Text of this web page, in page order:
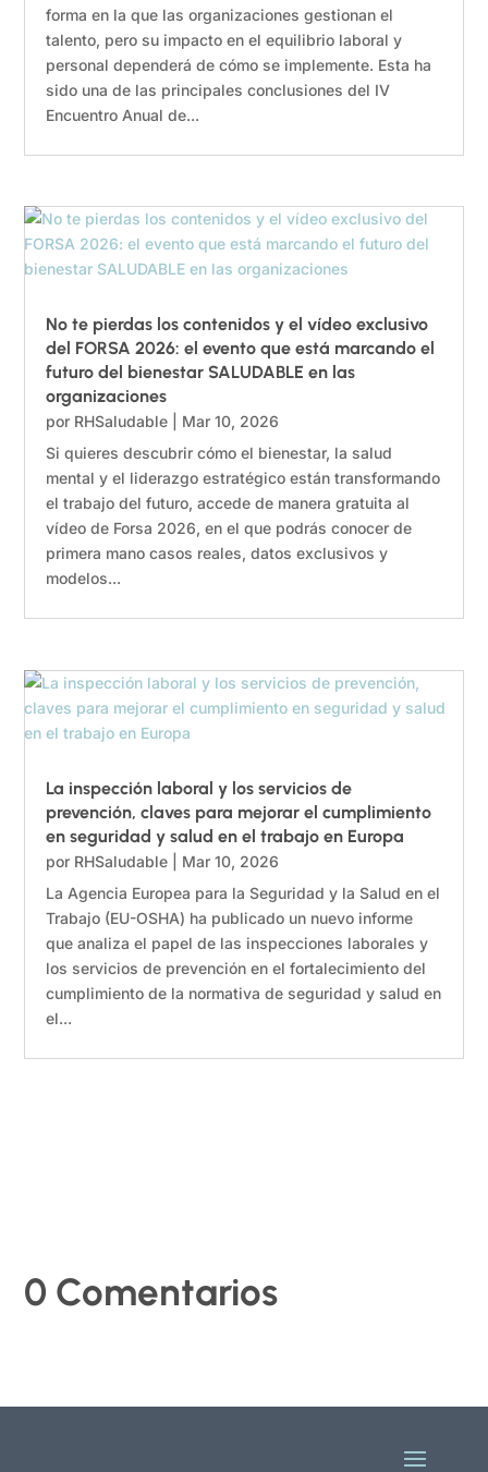
forma en la que las organizaciones gestionan el
talento, pero su impacto en el equilibrio laboral y
personal dependerá de cómo se implemente. Esta ha
sido una de las principales conclusiones del IV
Encuentro Anual de...
No te pierdas los contenidos y el vídeo exclusivo
del FORSA 2026: el evento que está marcando el
futuro del bienestar SALUDABLE en las
organizaciones
por RHSaludable
Mar 10, 2026
Si quieres descubrir cómo el bienestar, la salud
mental y el liderazgo estratégico están transformando
el trabajo del futuro, accede de manera gratuita al
vídeo de Forsa 2026, en el que podrás conocer de
primera mano casos reales, datos exclusivos y
modelos...
La inspección laboral y los servicios de
prevención, claves para mejorar el cumplimiento
en seguridad y salud en el trabajo en Europa
por RHSaludable
Mar 10, 2026
La Agencia Europea para la Seguridad y la Salud en el
Trabajo (EU-OSHA) ha publicado un nuevo informe
que analiza el papel de las inspecciones laborales y
los servicios de prevención en el fortalecimiento del
cumplimiento de la normativa de seguridad y salud en
el...
0 Comentarios